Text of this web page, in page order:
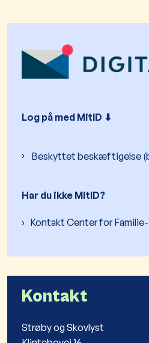
Log på med MitID ⬇︎
Beskyttet beskæftigelse
Har du ikke MitID?
Kontakt Center for
Kontakt
Strøby og Skovlyst